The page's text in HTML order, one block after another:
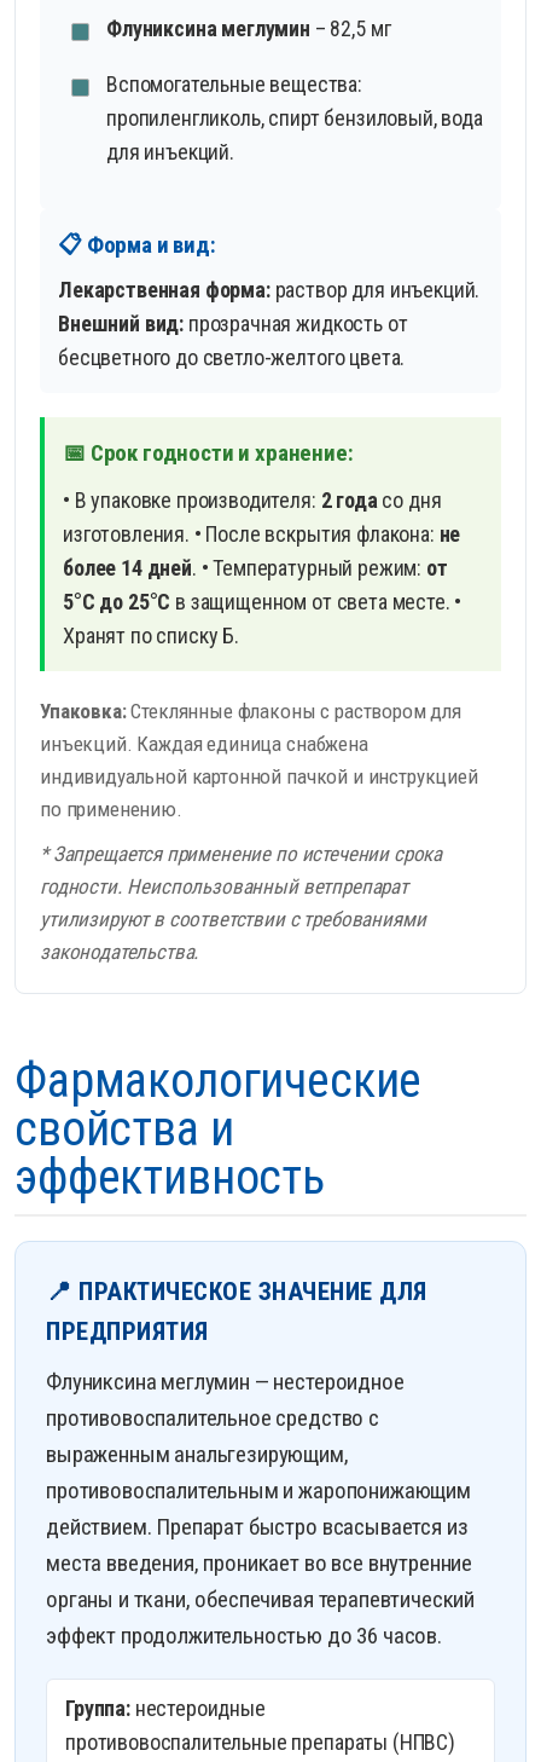
Флуниксина меглумин – 82,5 мг
Вспомогательные вещества:
пропиленгликоль, спирт бензиловый, вода
для инъекций.
📋 Форма и вид:
Лекарственная форма:раствор для инъекций.
Внешний вид: прозрачная жидкость от
бесцветного до светло-желтого цвета.
📅 Срок годности и хранение:
• В упаковке производителя: 2 годасо дня
изготовления. • После вскрытия флакона: не
более 14 дней. • Температурный режим: от
5°С до 25°С в защищенном от света месте. •
Хранят по списку Б.
Упаковка:Стеклянные флаконы с раствором для
инъекций. Каждая единица снабжена
индивидуальной картонной пачкой и инструкцией
по применению.
* Запрещается применение по истечении срока
годности. Неиспользованный ветпрепарат
утилизируют в соответствии с требованиями
законодательства.
Фармакологические
свойства и
эффективность
📍 ПРАКТИЧЕСКОЕ ЗНАЧЕНИЕ ДЛЯ
ПРЕДПРИЯТИЯ
Флуниксина меглумин — нестероидное
противовоспалительное средство с
выраженным анальгезирующим,
противовоспалительным и жаропонижающим
действием. Препарат быстро всасывается из
места введения, проникает во все внутренние
органы и ткани, обеспечивая терапевтический
эффект продолжительностью до 36 часов.
Группа:нестероидные
противовоспалительные препараты (НПВС)